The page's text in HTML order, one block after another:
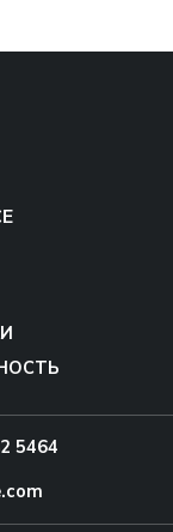
5464